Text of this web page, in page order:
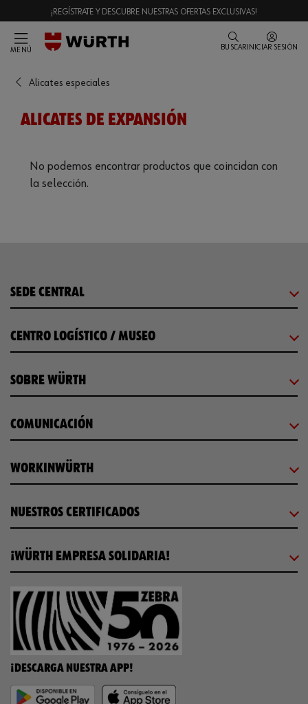
¡REGÍSTRATE Y DESCUBRE NUESTRAS OFERTAS EXCLUSIVAS!
MENÚ BUSCAR INICIAR SESIÓN
Alicates especiales
ALICATES DE EXPANSIÓN
No podemos encontrar productos que coincidan con
la selección.
SEDE CENTRAL
CENTRO LOGÍSTICO / MUSEO
SOBRE WÜRTH
COMUNICACIÓN
WORKINWÜRTH
NUESTROS CERTIFICADOS
¡WÜRTH EMPRESA SOLIDARIA!
¡DESCARGA NUESTRA APP!